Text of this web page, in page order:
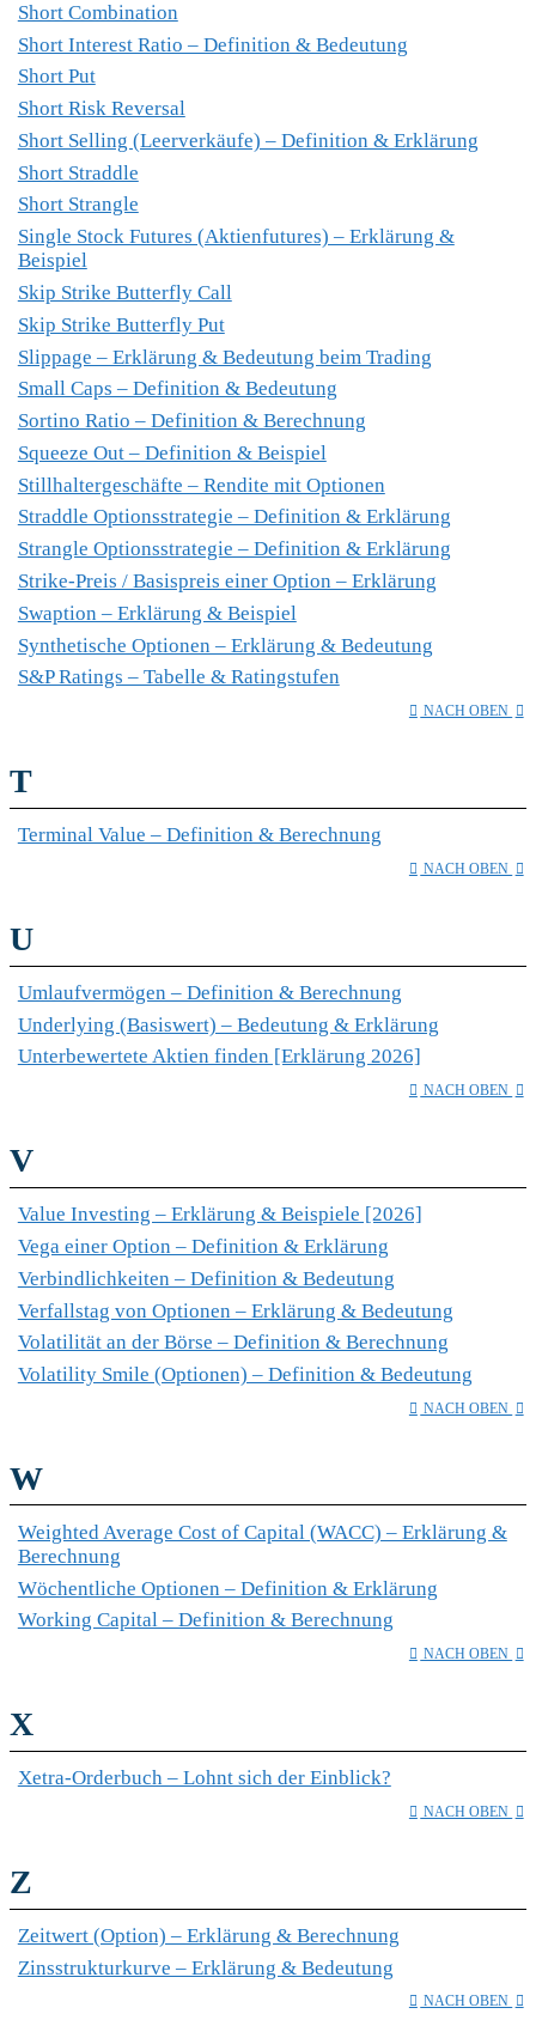
Short Combination
Short Interest Ratio – Definition & Bedeutung
Short Put
Short Risk Reversal
Short Selling (Leerverkäufe) – Definition & Erklärung
Short Straddle
Short Strangle
Single Stock Futures (Aktienfutures) – Erklärung &
Beispiel
Skip Strike Butterfly Call
Skip Strike Butterfly Put
Slippage – Erklärung & Bedeutung beim Trading
Small Caps – Definition & Bedeutung
Sortino Ratio – Definition & Berechnung
Squeeze Out – Definition & Beispiel
Stillhaltergeschäfte – Rendite mit Optionen
Straddle Optionsstrategie – Definition & Erklärung
Strangle Optionsstrategie – Definition & Erklärung
Strike-Preis / Basispreis einer Option – Erklärung
Swaption – Erklärung & Beispiel
Synthetische Optionen – Erklärung & Bedeutung
S&P Ratings – Tabelle & Ratingstufen
NACH OBEN
T
Terminal Value – Definition & Berechnung
NACH OBEN
U
Umlaufvermögen – Definition & Berechnung
Underlying (Basiswert) – Bedeutung & Erklärung
Unterbewertete Aktien finden [Erklärung 2026]
NACH OBEN
V
Value Investing – Erklärung & Beispiele [2026]
Vega einer Option – Definition & Erklärung
Verbindlichkeiten – Definition & Bedeutung
Verfallstag von Optionen – Erklärung & Bedeutung
Volatilität an der Börse – Definition & Berechnung
Volatility Smile (Optionen) – Definition & Bedeutung
NACH OBEN
W
Weighted Average Cost of Capital (WACC) – Erklärung &
Berechnung
Wöchentliche Optionen – Definition & Erklärung
Working Capital – Definition & Berechnung
NACH OBEN
X
Xetra-Orderbuch – Lohnt sich der Einblick?
NACH OBEN
Z
Zeitwert (Option) – Erklärung & Berechnung
Zinsstrukturkurve – Erklärung & Bedeutung
NACH OBEN